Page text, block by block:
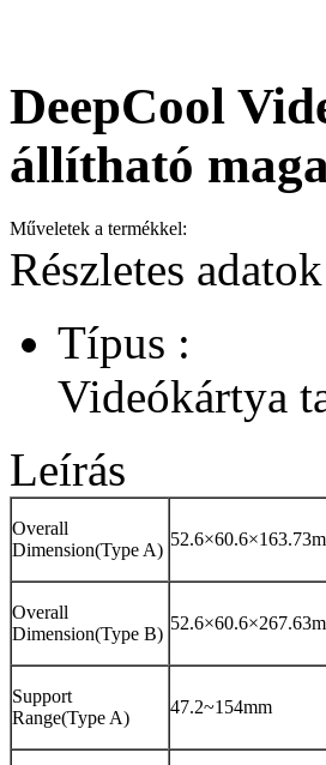
DeepCool
állítható
Műveletek a termékkel:
Részletes adatok
Típus :
Videókártya
Leírás
Overall
Dimension(Type A)
Overall
Dimension(Type B)
Support
Range(Type A)
47.2~154mm